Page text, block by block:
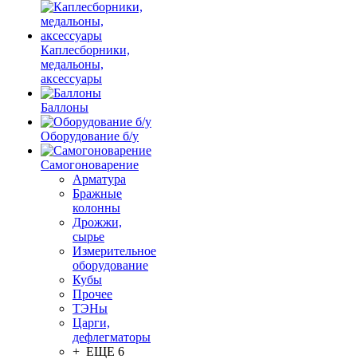
Каплесборники,
медальоны,
аксессуары
Баллоны
Оборудование б/у
Самогоноварение
Арматура
Бражные
колонны
Дрожжи,
сырье
Измерительное
оборудование
Кубы
Прочее
ТЭНы
Царги,
дефлегматоры
+ ЕЩЕ 6